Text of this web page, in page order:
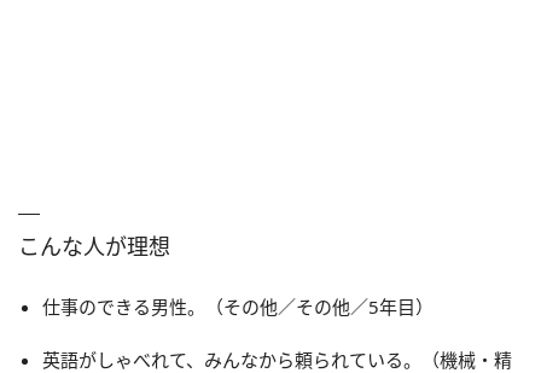
こんな人が理想
仕事のできる男性。（その他／その他／5年目）
英語がしゃべれて、みんなから頼られている。（機械・精